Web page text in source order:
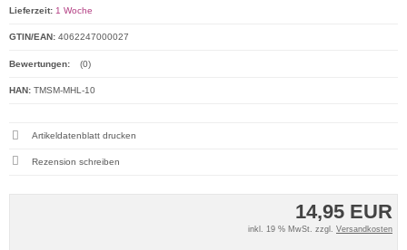
14,95 EUR
inkl. 19 % MwSt. zzgl. Versandkosten
Lieferzeit: 1 Woche
GTIN/EAN: 4062247000027
Bewertungen: (0)
HAN: TMSM-MHL-10
Artikeldatenblatt drucken
Rezension schreiben